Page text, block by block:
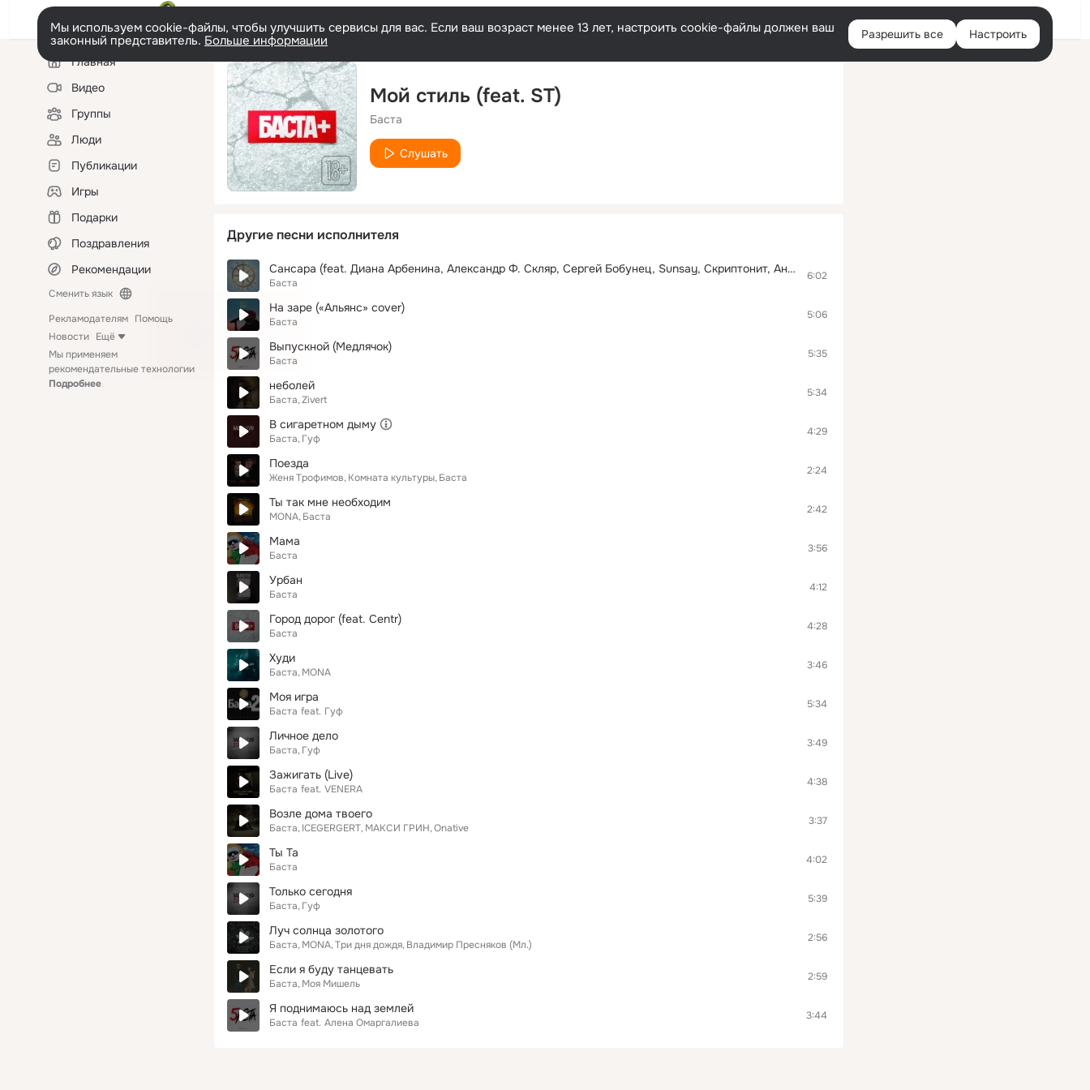
Войти
Мы используем cookie-файлы, чтобы улучшить сервисы для вас. Если ваш возраст менее 13 лет, настроить cookie-файлы должен ваш
законный представитель. Больше информации Разрешить все Настроить
Левая
колонкаГлавная
Видео
Группы
Люди
Публикации
Игры
Подарки
Поздравления
Рекомендации
Сменить язык
Рекламодателям Помощь
Новости Ещё
Мы применяем
рекомендательные технологии
Подробнее
Мой стиль (feat. ST)
Баста
Слушать
Другие песни исполнителя
Сансара (feat. Диана Арбенина, Александр Ф. Скляр, Сергей Бобунец, Sunsay, Скриптонит, Ант (25/17)
Баста
6:02
На заре («Альянс» cover)
Баста
5:06
Выпускной (Медлячок)
Баста
5:35
неболей
Баста Zivert
5:34
В сигаретном дыму
Баста Гуф
4:29
Поезда
Женя Трофимов Комната культуры Баста
2:24
Ты так мне необходим
MONA Баста
2:42
Мама
Баста
3:56
Урбан
Баста
4:12
Город дорог (feat. Centr)
Баста
4:28
Худи
Баста MONA
3:46
Моя игра
Баста feat. Гуф
5:34
Личное дело
Баста Гуф
3:49
Зажигать (Live)
Баста feat. VENERA
4:38
Возле дома твоего
Баста ICEGERGERT МАКСИ ГРИН Onative
3:37
Ты Та
Баста
4:02
Только сегодня
Баста Гуф
5:39
Луч солнца золотого
Баста MONA Три дня дождя Владимир Пресняков (Мл.)
2:56
Если я буду танцевать
Баста Моя Мишель
2:59
Я поднимаюсь над землей
Баста feat. Алена Омаргалиева
3:44